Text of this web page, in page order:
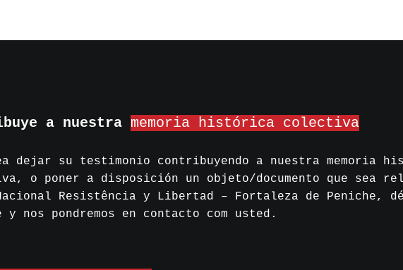
a nuestra memoria histórica colectiva
dejar su testimonio contribuyendo a nuestra memoria
o poner a disposición un objeto/documento que sea
Nacional Resistência y Libertad – Fortaleza de Peniche,
y nos pondremos en contacto com usted.